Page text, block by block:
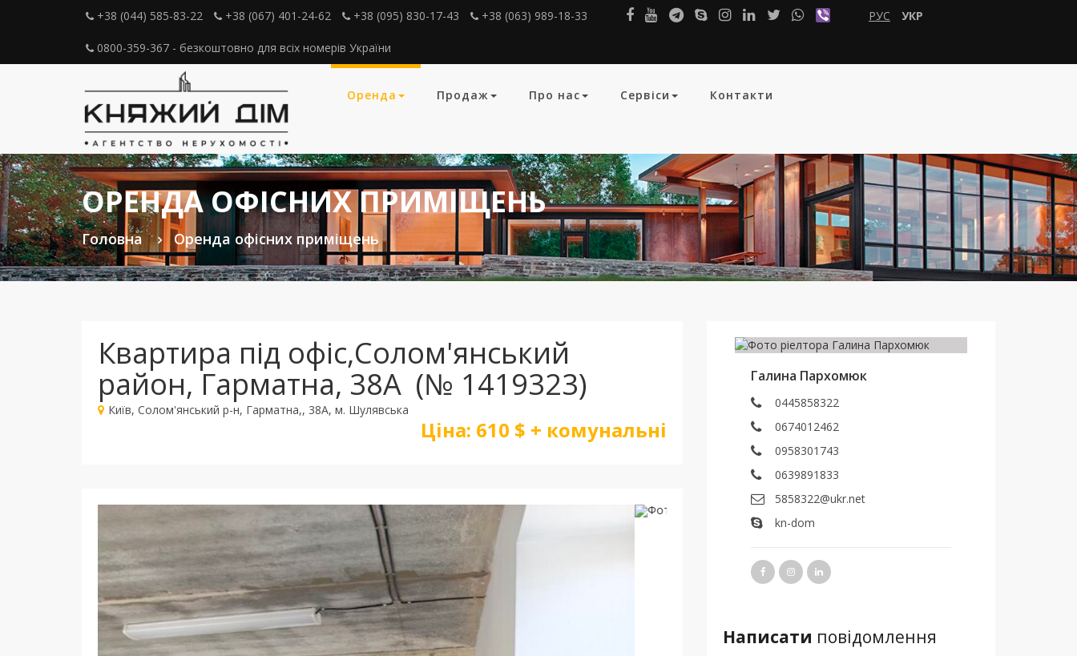
+38 (044) 585-83-22 +38 (067) 401-24-62 +38 (095) 830-17-43 +38 (063) 989-18-33 РУС УКР
0800-359-367 - безкоштовно для всіх номерів України
Оренда Продаж Про нас Сервіси Контакти
ОРЕНДА ОФІСНИХ ПРИМІЩЕНЬ
Головна Оренда офісних приміщень
Квартира під офіс,Солом'янський
район, Гарматна, 38А (№ 1419323)
Київ, Солом'янський р-н, Гарматна,, 38А, м. Шулявська
Ціна: 610 $ + комунальні
След
Характеристики
Галина Пархомюк
0445858322
0674012462
0958301743
0639891833
5858322@ukr.net
kn-dom
Написати повідомлення